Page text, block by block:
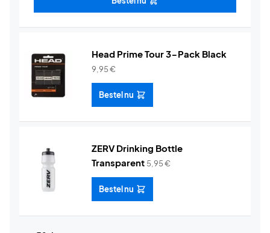
Head Prime Tour 3-Pack Black
9,95€
Bestel nu
ZERV Drinking Bottle
Transparent 5,95€
Bestel nu